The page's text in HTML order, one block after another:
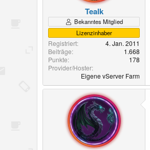
Tealk
Bekanntes Mitglied
Lizenzinhaber
Registriert
4. Jan. 2011
Beiträge
1.668
Punkte
178
Provider/Hoster
Eigene vServer Farm